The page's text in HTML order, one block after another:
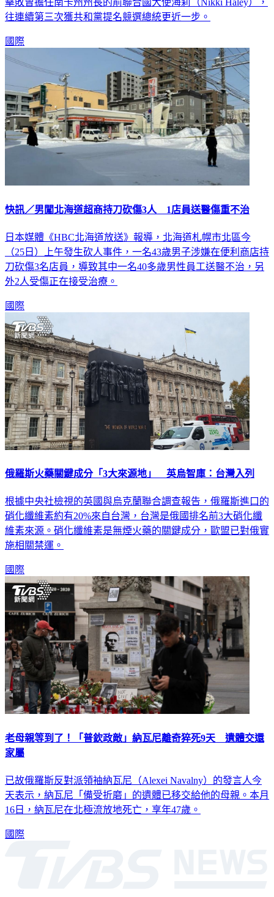
擊敗曾擔任南卡州州長的前聯合國大使海莉（Nikki Haley），
往連續第三次獲共和黨提名競選總統更近一步。
國際
快訊／男闖北海道超商持刀砍傷3人 1店員送醫傷重不治
日本媒體《HBC北海道放送》報導，北海道札幌市北區今
（25日）上午發生砍人事件，一名43歲男子涉嫌在便利商店持
刀砍傷3名店員，導致其中一名40多歲男性員工送醫不治，另
外2人受傷正在接受治療。
國際
俄羅斯火藥關鍵成分「3大來源地」 英烏智庫：台灣入列
根據中央社檢視的英國與烏克蘭聯合調查報告，俄羅斯進口的
硝化纖維素約有20%來自台灣，台灣是俄國排名前3大硝化纖
維素來源。硝化纖維素是無煙火藥的關鍵成分，歐盟已對俄實
施相關禁運。
國際
老母親等到了！「普欽政敵」納瓦尼離奇猝死9天 遺體交還
家屬
已故俄羅斯反對派領袖納瓦尼（Alexei Navalny）的發言人今
天表示，納瓦尼「備受折磨」的遺體已移交給他的母親。本月
16日，納瓦尼在北極流放地死亡，享年47歲。
國際